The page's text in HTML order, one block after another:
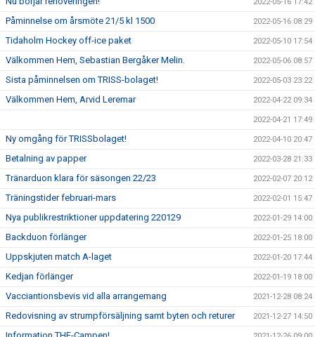
2022-05-16 17:42
Påminnelse om årsmöte 21/5 kl 1500 2022-05-16 08:29
Tidaholm Hockey off-ice paket 2022-05-10 17:54
Välkommen Hem, Sebastian Bergåker Melin. 2022-05-06 08:57
Sista påminnelsen om TRISS-bolaget! 2022-05-03 23:22
Välkommen Hem, Arvid Leremar 2022-04-22 09:34
2022-04-21 17:49
Ny omgång för TRISSbolaget! 2022-04-10 20:47
Betalning av papper 2022-03-28 21:33
Tränarduon klara för säsongen 22/23 2022-02-07 20:12
Träningstider februari-mars 2022-02-01 15:47
Nya publikrestriktioner uppdatering 220129 2022-01-29 14:00
Backduon förlänger 2022-01-25 18:00
Uppskjuten match A-laget 2022-01-20 17:44
Kedjan förlänger 2022-01-19 18:00
Vacciantionsbevis vid alla arrangemang 2021-12-28 08:24
Redovisning av strumpförsäljning samt byten och returer 2021-12-27 14:50